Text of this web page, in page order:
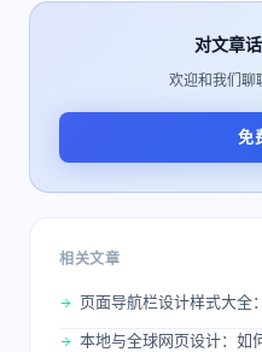
对文章
欢迎和我们聊
免
相关文章
页面导航栏设计样式大全
本地与全球网页设计：如